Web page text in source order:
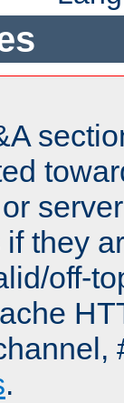
they
off-
.